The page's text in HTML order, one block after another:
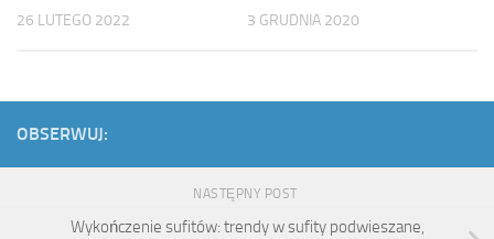
26 LUTEGO 2022 3 GRUDNIA 2020
OBSERWUJ:
NASTĘPNY POST
Wykończenie sufitów: trendy w sufity podwieszane,